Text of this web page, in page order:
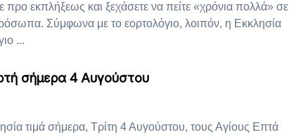
προ εκπλήξεως και ξεχάσετε να πείτε «χρόνια πολλά» σε
Σύμφωνα με το εορτολόγιο, λοιπόν, η Εκκλησία
...
σήμερα 4 Αυγούστου
τιμά σήμερα, Τρίτη 4 Αυγούστου, τους Αγίους Επτά